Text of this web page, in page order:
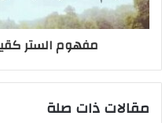
مفهوم الستر
مقالات ذات صلة